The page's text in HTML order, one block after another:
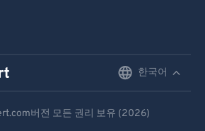
한국어
버전 모든 권리 보유 (2026)